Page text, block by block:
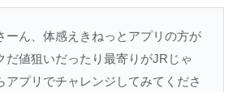
ーん、体感えきねっとアプリの方が
だ値狙いだったり最寄りがJRじゃ
アプリでチャレンジしてみてくださ